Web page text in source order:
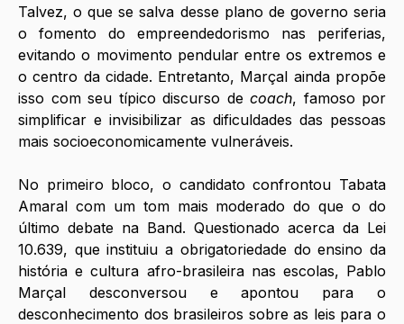
Talvez, o que se salva desse plano de governo seria
o fomento do empreendedorismo nas periferias,
evitando o movimento pendular entre os extremos e
o centro da cidade. Entretanto, Marçal ainda propõe
isso com seu típico discurso de coach, famoso por
simplificar e invisibilizar as dificuldades das pessoas
mais socioeconomicamente vulneráveis.
No primeiro bloco, o candidato confrontou Tabata
Amaral com um tom mais moderado do que o do
último debate na Band. Questionado acerca da Lei
10.639, que instituiu a obrigatoriedade do ensino da
história e cultura afro-brasileira nas escolas, Pablo
Marçal desconversou e apontou para o
desconhecimento dos brasileiros sobre as leis para o